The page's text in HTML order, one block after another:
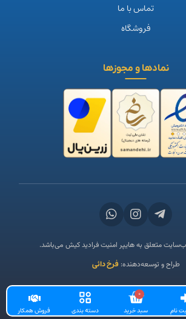
0
نام سبد خرید دسته بندی فروش همکار
تماس با ما
فروشگاه
نمادها و مجوزها
متعلق به هایپر امنیت فرادید کیش می‌باشد.
طراح و توسعه‌دهنده:فرخ دائی